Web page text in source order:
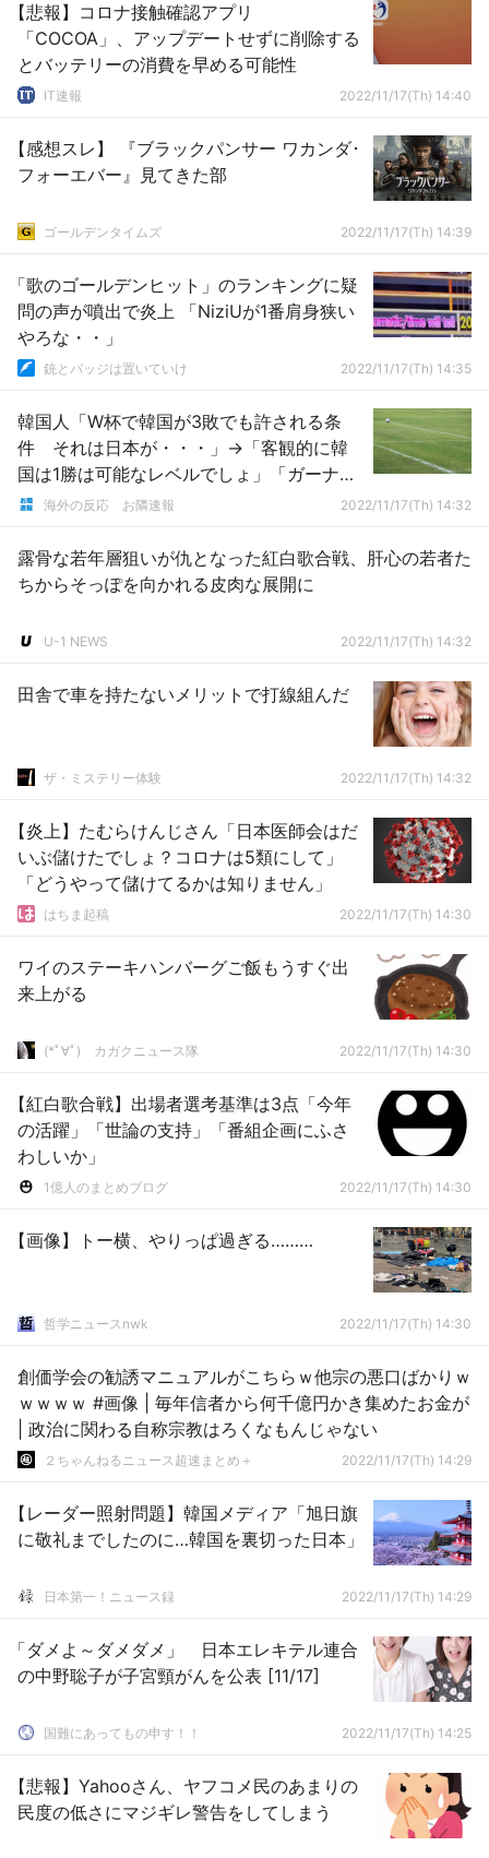
【悲報】コロナ接触確認アプリ
「COCOA」、アップデートせずに削除する
とバッテリーの消費を早める可能性
IT速報 2022/11/17(Th) 14:40
【感想スレ】 『ブラックパンサー ワカンダ･
フォーエバー』見てきた部
ゴールデンタイムズ 2022/11/17(Th) 14:39
「歌のゴールデンヒット」のランキングに疑
問の声が噴出で炎上 「NiziUが1番肩身狭い
やろな・・」
銃とバッジは置いていけ 2022/11/17(Th) 14:35
韓国人「W杯で韓国が3敗でも許される条
件 それは日本が・・・」→「客観的に韓
国は1勝は可能なレベルでしょ」「ガーナに
は勝つことができる」
海外の反応 お隣速報 2022/11/17(Th) 14:32
露骨な若年層狙いが仇となった紅白歌合戦、肝心の若者た
ちからそっぽを向かれる皮肉な展開に
U-1 NEWS 2022/11/17(Th) 14:32
田舎で車を持たないメリットで打線組んだ
ザ・ミステリー体験 2022/11/17(Th) 14:32
【炎上】たむらけんじさん「日本医師会はだ
いぶ儲けたでしょ？コロナは5類にして」
「どうやって儲けてるかは知りません」
はちま起稿 2022/11/17(Th) 14:30
ワイのステーキハンバーグご飯もうすぐ出
来上がる
(*ﾟ∀ﾟ)ゞカガクニュース隊 2022/11/17(Th) 14:30
【紅白歌合戦】出場者選考基準は3点「今年
の活躍」「世論の支持」「番組企画にふさ
わしいか」
1億人のまとめブログ 2022/11/17(Th) 14:30
【画像】トー横、やりっぱ過ぎる………
哲学ニュースnwk 2022/11/17(Th) 14:30
創価学会の勧誘マニュアルがこちらｗ他宗の悪口ばかりｗ
ｗｗｗｗ #画像 | 毎年信者から何千億円かき集めたお金が
| 政治に関わる自称宗教はろくなもんじゃない
２ちゃんねるニュース超速まとめ＋ 2022/11/17(Th) 14:29
【レーダー照射問題】韓国メディア「旭日旗
に敬礼までしたのに…韓国を裏切った日本」
日本第一！ニュース録 2022/11/17(Th) 14:29
「ダメよ～ダメダメ」 日本エレキテル連合
の中野聡子が子宮頸がんを公表 [11/17]
国難にあってもの申す！！ 2022/11/17(Th) 14:25
【悲報】Yahooさん、ヤフコメ民のあまりの
民度の低さにマジギレ警告をしてしまう